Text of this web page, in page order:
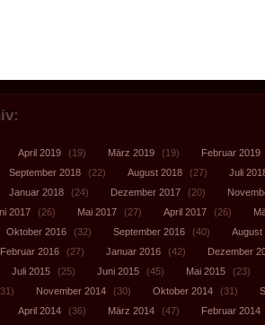
April 2019 (19) März 2019 (19) Februar 2019
September 2018 (22) August 2018 (27)
Juli
Januar 2018 (24) Dezember 2017 (20)
2017 (26) Mai 2017 (27) April 2017 (26)
Oktober 2016 (32) September 2016 (40)
August
Februar 2016 (27) Januar 2016 (42)
Dezember
Juli 2015 (25) Juni 2015 (45) Mai 2015
(23)
November 2014 (30) Oktober 2014 (31)
April 2014 (36) März 2014 (47) Februar 2014